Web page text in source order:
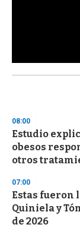
s
d
s
o
f
3
s
e
c
o
n
08:00
Estudio
obesos
otros
07:00
Estas fueron
Quiniela y
de 2026